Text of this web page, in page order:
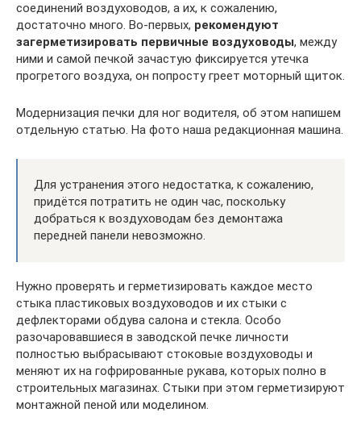
соединений воздуховодов, а их, к сожалению,
достаточно много. Во-первых, рекомендуют
загерметизировать первичные воздуховоды, между
ними и самой печкой зачастую фиксируется утечка
прогретого воздуха, он попросту греет моторный щиток.
Модернизация печки для ног водителя, об этом напишем
отдельную статью. На фото наша редакционная машина.
Для устранения этого недостатка, к сожалению,
придётся потратить не один час, поскольку
добраться к воздуховодам без демонтажа
передней панели невозможно.
Нужно проверять и герметизировать каждое место
стыка пластиковых воздуховодов и их стыки с
дефлекторами обдува салона и стекла. Особо
разочаровавшиеся в заводской печке личности
полностью выбрасывают стоковые воздуховоды и
меняют их на гофрированные рукава, которых полно в
строительных магазинах. Стыки при этом герметизируют
монтажной пеной или моделином.